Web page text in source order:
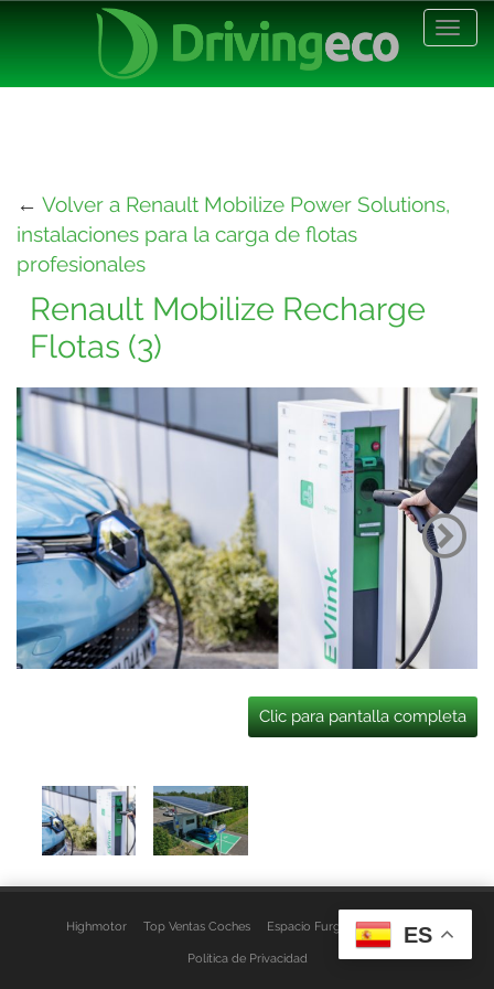
← Volver a Renault Mobilize Power Solutions,
instalaciones para la carga de flotas
profesionales
Renault Mobilize Recharge
Flotas (3)
Clic para pantalla completa
Highmotor Top Ventas Coches Espacio Furgo Aviso Legal
Política de Privacidad
ES